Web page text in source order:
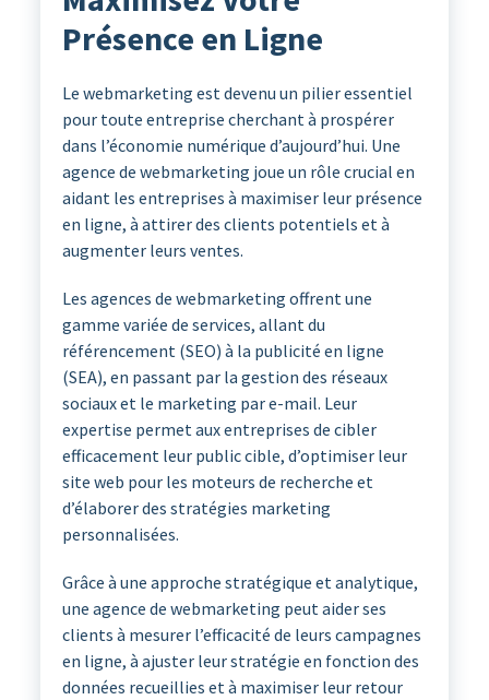
Présence en Ligne
Le webmarketing est devenu un pilier essentiel
pour toute entreprise cherchant à prospérer
dans l’économie numérique d’aujourd’hui. Une
agence de webmarketing joue un rôle crucial en
aidant les entreprises à maximiser leur présence
en ligne, à attirer des clients potentiels et à
augmenter leurs ventes.
Les agences de webmarketing offrent une
gamme variée de services, allant du
référencement (SEO) à la publicité en ligne
(SEA), en passant par la gestion des réseaux
sociaux et le marketing par e-mail. Leur
expertise permet aux entreprises de cibler
efficacement leur public cible, d’optimiser leur
site web pour les moteurs de recherche et
d’élaborer des stratégies marketing
personnalisées.
Grâce à une approche stratégique et analytique,
une agence de webmarketing peut aider ses
clients à mesurer l’efficacité de leurs campagnes
en ligne, à ajuster leur stratégie en fonction des
données recueillies et à maximiser leur retour